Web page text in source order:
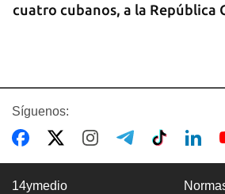
cuatro cubanos, a la República
Síguenos:
14ymedio